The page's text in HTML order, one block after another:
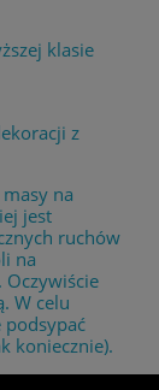
klasie
z
na
jest
ruchów
na
W celu
podsypać
koniecznie).